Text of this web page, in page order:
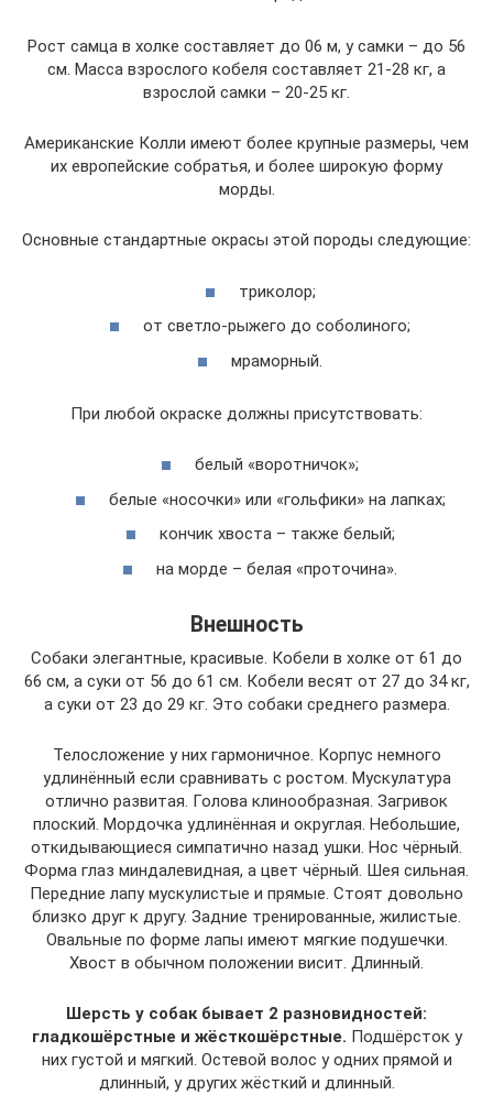
Рост самца в холке составляет до 06 м, у самки – до 56
см. Масса взрослого кобеля составляет 21-28 кг, а
взрослой самки – 20-25 кг.
Американские Колли имеют более крупные размеры, чем
их европейские собратья, и более широкую форму
морды.
Основные стандартные окрасы этой породы следующие:
триколор;
от светло-рыжего до соболиного;
мраморный.
При любой окраске должны присутствовать:
белый «воротничок»;
белые «носочки» или «гольфики» на лапках;
кончик хвоста – также белый;
на морде – белая «проточина».
Внешность
Собаки элегантные, красивые. Кобели в холке от 61 до
66 см, а суки от 56 до 61 см. Кобели весят от 27 до 34 кг,
а суки от 23 до 29 кг. Это собаки среднего размера.
Телосложение у них гармоничное. Корпус немного
удлинённый если сравнивать с ростом. Мускулатура
отлично развитая. Голова клинообразная. Загривок
плоский. Мордочка удлинённая и округлая. Небольшие,
откидывающиеся симпатично назад ушки. Нос чёрный.
Форма глаз миндалевидная, а цвет чёрный. Шея сильная.
Передние лапу мускулистые и прямые. Стоят довольно
близко друг к другу. Задние тренированные, жилистые.
Овальные по форме лапы имеют мягкие подушечки.
Хвост в обычном положении висит. Длинный.
Шерсть у собак бывает 2 разновидностей:
гладкошёрстные и жёсткошёрстные. Подшёрсток у
них густой и мягкий. Остевой волос у одних прямой и
длинный, у других жёсткий и длинный.